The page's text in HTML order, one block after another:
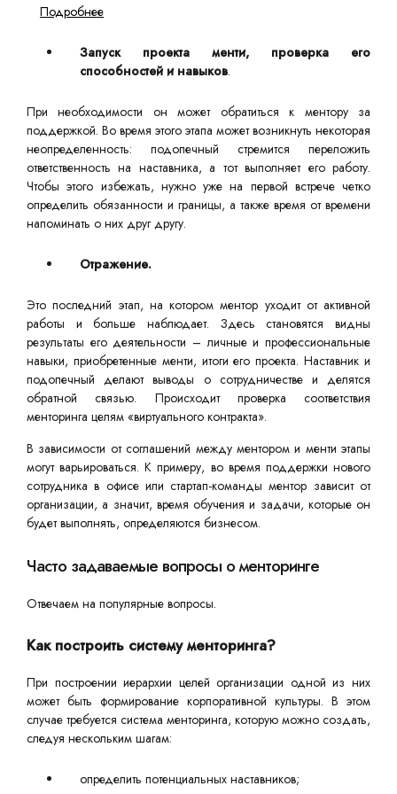
Подробнее
Запуск проекта менти, проверка его
способностей и навыков.
При необходимости он может обратиться к ментору за
поддержкой. Во время этого этапа может возникнуть некоторая
неопределенность: подопечный стремится переложить
ответственность на наставника, а тот выполняет его работу.
Чтобы этого избежать, нужно уже на первой встрече четко
определить обязанности и границы, а также время от времени
напоминать о них друг другу.
Отражение.
Это последний этап, на котором ментор уходит от активной
работы и больше наблюдает. Здесь становятся видны
результаты его деятельности – личные и профессиональные
навыки, приобретенные менти, итоги его проекта. Наставник и
подопечный делают выводы о сотрудничестве и делятся
обратной связью. Происходит проверка соответствия
менторинга целям «виртуального контракта».
В зависимости от соглашений между ментором и менти этапы
могут варьироваться. К примеру, во время поддержки нового
сотрудника в офисе или стартап-команды ментор зависит от
организации, а значит, время обучения и задачи, которые он
будет выполнять, определяются бизнесом.
Часто задаваемые вопросы о менторинге
Отвечаем на популярные вопросы.
Как построить систему менторинга?
При построении иерархии целей организации одной из них
может быть формирование корпоративной культуры. В этом
случае требуется система менторинга, которую можно создать,
следуя нескольким шагам:
определить потенциальных наставников;